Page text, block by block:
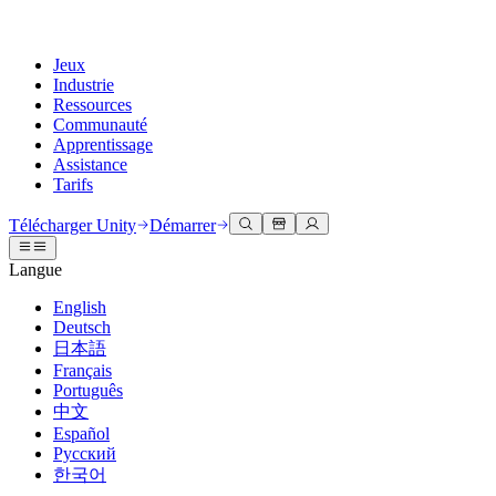
Jeux
Industrie
Ressources
Communauté
Apprentissage
Assistance
Tarifs
Moteur Unity
Créez des jeux 2D et 3D pour n'importe quelle plateforme
Collaboration
Collaborez et itérez rapidement avec votre équipe
Télécharger Unity
Offres et tarifs
Déployez
Multiplateforme
Collaboration 3D
Construisez et révisez des projets 3D en temps réel
Formation immersive
Entraînez-vous dans des environnements immersifs
Expériences client
Créez des expériences interactives 3D
Secteurs
Fabrication
Documentation
Outils de développement
Versions de publication et suivi des problèmes
Feuille de route
Examiner les fonctionnalités à venir
Glossaire
Discussions
Événements
Événements mondiaux et locaux
Histoires de la communauté
Made with Unity
Mise en avant des créateurs Unity
Unity Learn
Maîtrisez les compétences Unity gratuitement
Formation professionnelle
Améliorez votre équipe avec des formateurs Unity
Vous découvrez Unity ?
Démarrer
Démarrez votre apprentissage
Parcours essentiels Unity
Obtenir de l'aide
Vous aider à réussir avec Unity
Plans de succès
Atteignez vos objectifs plus rapidement avec un support expert
FAQ
Réponses aux questions courantes
Contactez-nous.
Connectez-vous avec notre équipe
Télécharger Unity Démarrer
Langue
English
Deutsch
日本語
Français
Português
中文
Español
Русский
한국어